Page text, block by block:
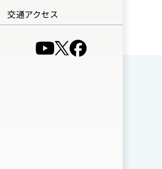
交通アクセス
（別ウインドウで開きま
（別ウインドウで開
（別ウインドウ